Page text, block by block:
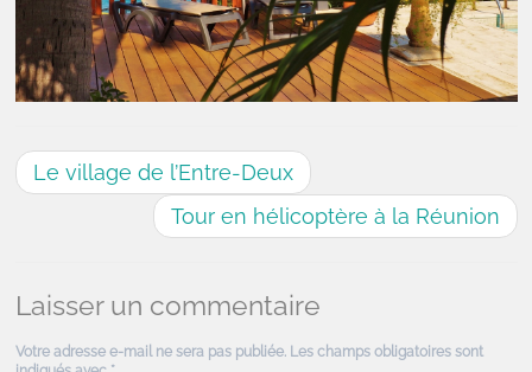
Le village de l’Entre-Deux
Tour en hélicoptère à la Réunion
Laisser un commentaire
Votre adresse e-mail ne sera pas publiée. Les champs obligatoires sont